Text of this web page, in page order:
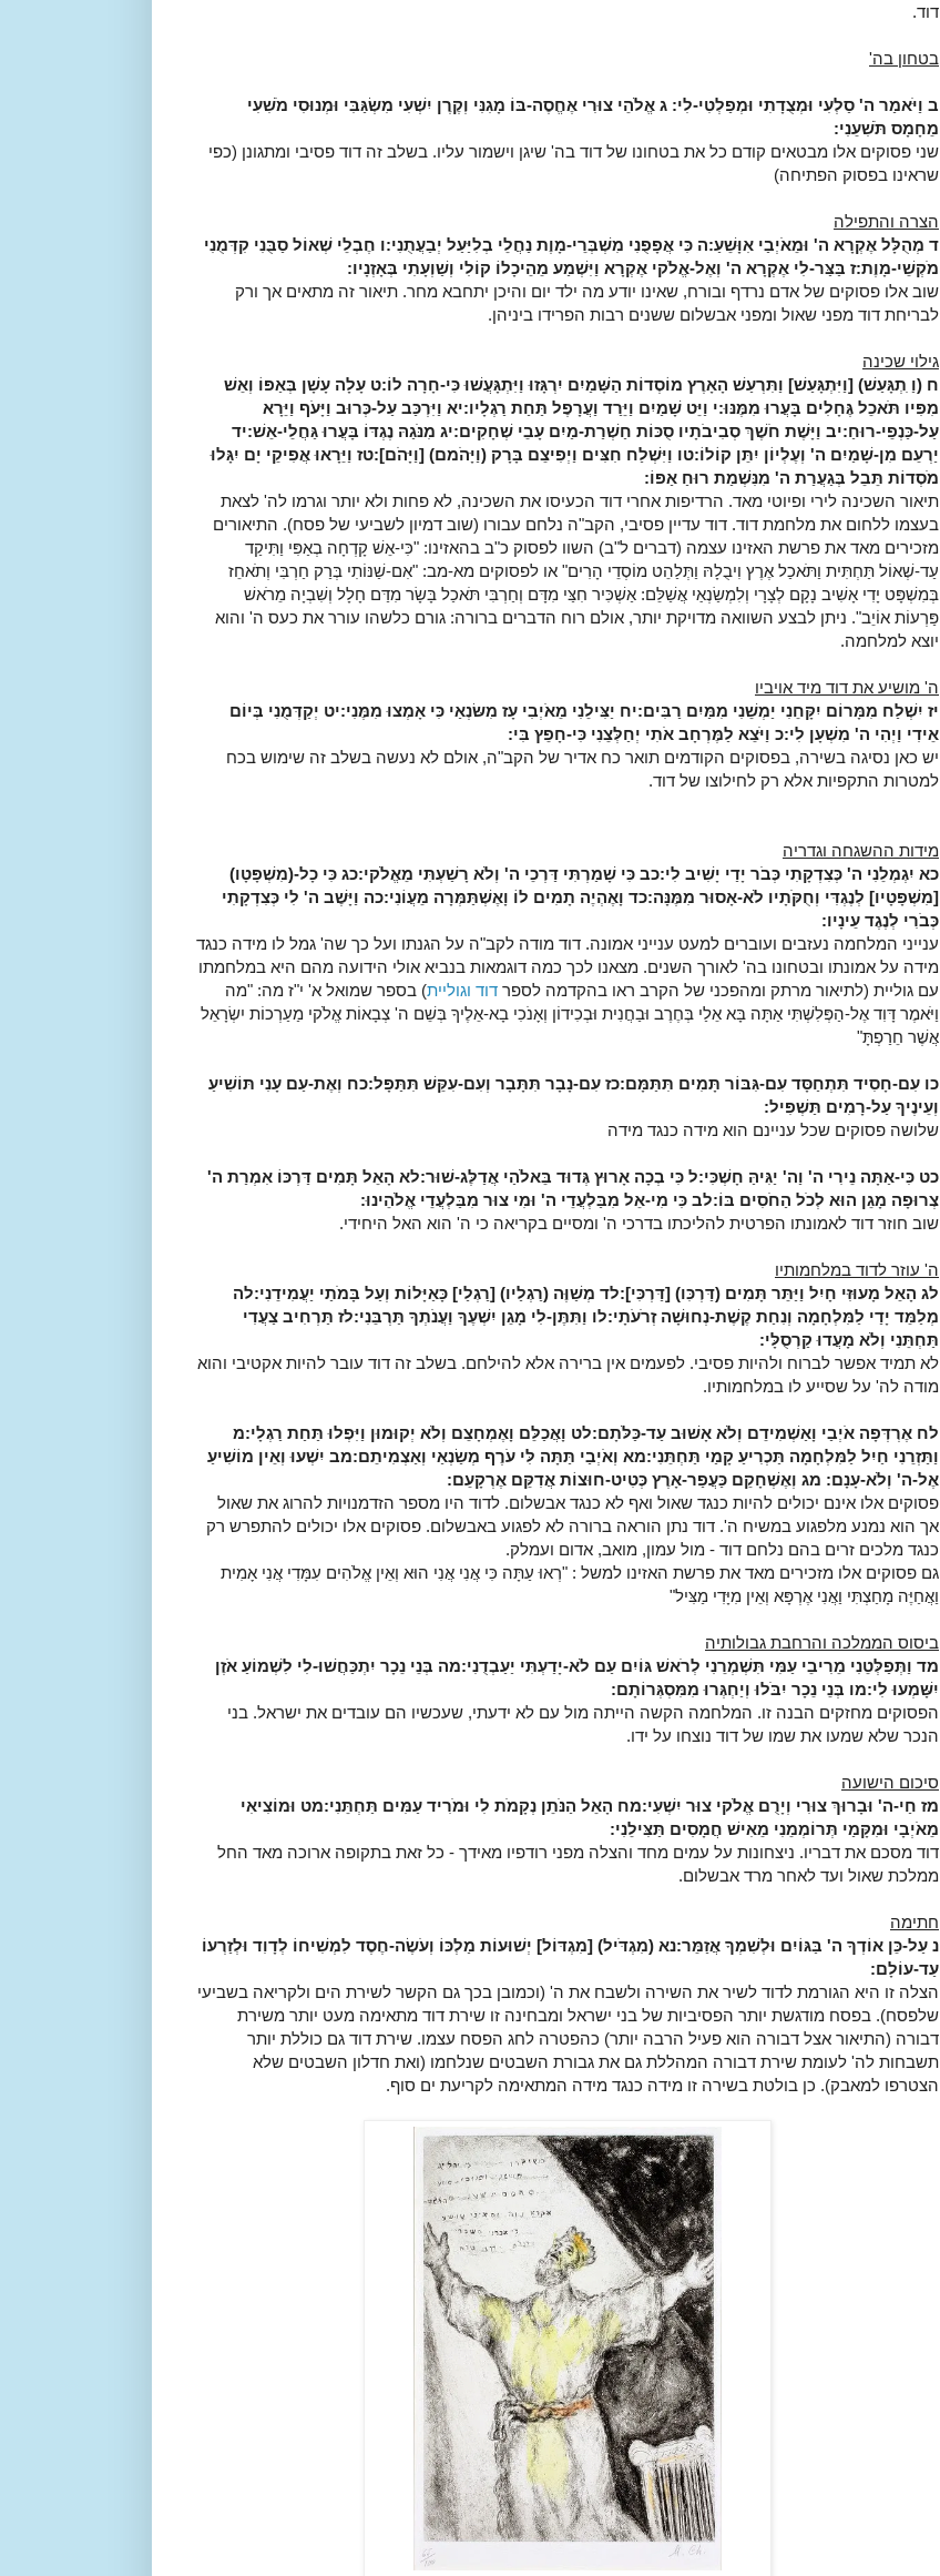
דוד.
בטחון בה'
ב וַיֹּאמַר ה' סַלְעִי וּמְצֻדָתִי וּמְפַלְטִי-לִי: ג אֱלֹהֵי צוּרִי אֶחֱסֶה-בּוֹ מָגִנִּי וְקֶרֶן יִשְׁעִי מִשְׂגַּבִּי וּמְנוּסִי מֹשִׁעִי
מֵחָמָס תֹּשִׁעֵנִי:
שני פסוקים אלו מבטאים קודם כל את בטחונו של דוד בה' שיגן וישמור עליו. בשלב זה דוד פסיבי ומתגונן (כפי
שראינו בפסוק הפתיחה)
הצרה והתפילה
ד מְהֻלָּל אֶקְרָא ה' וּמֵאֹיְבַי אִוָּשֵׁעַ:ה כִּי אֲפָפֻנִי מִשְׁבְּרֵי-מָוֶת נַחֲלֵי בְלִיַּעַל יְבַעֲתֻנִי:ו חֶבְלֵי שְׁאוֹל סַבֻּנִי קִדְּמֻנִי
מֹקְשֵׁי-מָוֶת:ז בַּצַּר-לִי אֶקְרָא ה' וְאֶל-אֱלֹקי אֶקְרָא וַיִּשְׁמַע מֵהֵיכָלוֹ קוֹלִי וְשַׁוְעָתִי בְּאָזְנָיו:
שוב אלו פסוקים של אדם נרדף ובורח, שאינו יודע מה ילד יום והיכן יתחבא מחר. תיאור זה מתאים אך ורק
לבריחת דוד מפני שאול ומפני אבשלום ששנים רבות הפרידו ביניהן.
גילוי שכינה
ח (וַ ִתְגָּעַשׁ) [וַיִּתְגָּעַשׁ] וַתִּרְעַשׁ הָאָרֶץ מוֹסְדוֹת הַשָּׁמַיִם יִרְגָּזוּ וַיִּתְגָּעֲשׁוּ כִּי-חָרָה לוֹ:ט עָלָה עָשָׁן בְּאַפּוֹ וְאֵשׁ
מִפִּיו תֹּאכֵל גֶּחָלִים בָּעֲרוּ מִמֶּנּוּ:י וַיֵּט שָׁמַיִם וַיֵּרַד וַעֲרָפֶל תַּחַת רַגְלָיו:יא וַיִּרְכַּב עַל-כְּרוּב וַיָּעֹף וַיֵּרָא
עַל-כַּנְפֵי-רוּחַ:יב וַיָּשֶׁת חֹשֶׁךְ סְבִיבֹתָיו סֻכּוֹת חַשְׁרַת-מַיִם עָבֵי שְׁחָקִים:יג מִנֹּגַהּ נֶגְדּוֹ בָּעֲרוּ גַּחֲלֵי-אֵשׁ:יד
יַרְעֵם מִן-שָׁמַיִם ה' וְעֶלְיוֹן יִתֵּן קוֹלוֹ:טו וַיִּשְׁלַח חִצִּים וַיְפִיצֵם בָּרָק (וַיָּהֹמם) [וַיָּהֹם]:טז וַיֵּרָאוּ אֲפִיקֵי יָם יִגָּלוּ
מֹסְדוֹת תֵּבֵל בְּגַעֲרַת ה' מִנִּשְׁמַת רוּחַ אַפּוֹ:
תיאור השכינה לירי ופיוטי מאד. הרדיפות אחרי דוד הכעיסו את השכינה, לא פחות ולא יותר וגרמו לה' לצאת
בעצמו ללחום את מלחמת דוד. דוד עדיין פסיבי, הקב"ה נלחם עבורו (שוב דמיון לשביעי של פסח). התיאורים
מזכירים מאד את פרשת האזינו עצמה (דברים ל"ב) השוו לפסוק כ"ב בהאזינו: "כִּי-אֵשׁ קָדְחָה בְאַפִּי וַתִּיקַד
עַד-שְׁאוֹל תַּחְתִּית וַתֹּאכַל אֶרֶץ וִיבֻלָהּ וַתְּלַהֵט מוֹסְדֵי הָרִים" או לפסוקים מא-מב: "אִם-שַׁנּוֹתִי בְּרַק חַרְבִּי וְתֹאחֵז
בְּמִשְׁפָּט יָדִי אָשִׁיב נָקָם לְצָרָי וְלִמְשַׂנְאַי אֲשַׁלֵּם: אַשְׁכִּיר חִצַּי מִדָּם וְחַרְבִּי תֹּאכַל בָּשָׂר מִדַּם חָלָל וְשִׁבְיָה מֵרֹאשׁ
פַּרְעוֹת אוֹיֵב". ניתן לבצע השוואה מדויקת יותר, אולם רוח הדברים ברורה: גורם כלשהו עורר את כעס ה' והוא
יוצא למלחמה.
ה' מושיע את דוד מיד אויביו
יז יִשְׁלַח מִמָּרוֹם יִקָּחֵנִי יַמְשֵׁנִי מִמַּיִם רַבִּים:יח יַצִּילֵנִי מֵאֹיְבִי עָז מִשּׂנְאַי כִּי אָמְצוּ מִמֶּנִי:יט יְקַדְּמֻנִי בְּיוֹם
אֵידִי וַיְהִי ה' מִשְׁעָן לִי:כ וַיֹּצֵא לַמֶּרְחָב אֹתִי יְחַלְּצֵנִי כִּי-חָפֵץ בִּי:
יש כאן נסיגה בשירה, בפסוקים הקודמים תואר כח אדיר של הקב"ה, אולם לא נעשה בשלב זה שימוש בכח
למטרות התקפיות אלא רק לחילוצו של דוד.
מידות ההשגחה וגדריה
כא יִגְמְלֵנִי ה' כְּצִדְקָתִי כְּבֹר יָדַי יָשִׁיב לִי:כב כִּי שָׁמַרְתִּי דַּרְכֵי ה' וְלֹא רָשַׁעְתִּי מֵאֱלֹקי:כג כִּי כָל-(מִשְׁפָּטָו)
[מִשְׁפָּטָיו] לְנֶגְדִּי וְחֻקֹּתָיו לֹא-אָסוּר מִמֶּנָּה:כד וָאֶהְיֶה תָמִים לוֹ וָאֶשְׁתַּמְּרָה מֵעֲוֹנִי:כה וַיָּשֶׁב ה' לִי כְּצִדְקָתִי
כְּבֹרִי לְנֶגֶד עֵינָיו:
ענייני המלחמה נעזבים ועוברים למעט ענייני אמונה. דוד מודה לקב"ה על הגנתו ועל כך שה' גמל לו מידה כנגד
מידה על אמונתו ובטחונו בה' לאורך השנים. מצאנו לכך כמה דוגמאות בנביא אולי הידועה מהם היא במלחמתו
עם גוליית (לתיאור מרתק ומהפכני של הקרב ראו בהקדמה לספר דוד וגוליית) בספר שמואל א' י"ז מה: "מה
וַיֹּאמֶר דָּוִד אֶל-הַפְּלִשְׁתִּי אַתָּה בָּא אֵלַי בְּחֶרֶב וּבַחֲנִית וּבְכִידוֹן וְאָנֹכִי בָא-אֵלֶיךָ בְּשֵׁם ה' צְבָאוֹת אֱלֹקי מַעַרְכוֹת יִשְׂרָאֵל
אֲשֶׁר חֵרַפְתָּ"
כו עִם-חָסִיד תִּתְחַסָּד עִם-גִּבּוֹר תָּמִים תִּתַּמָּם:כז עִם-נָבָר תִּתָּבָר וְעִם-עִקֵּשׁ תִּתַּפָּל:כח וְאֶת-עַם עָנִי תּוֹשִׁיעַ
וְעֵינֶיךָ עַל-רָמִים תַּשְׁפִּיל:
שלושה פסוקים שכל עניינם הוא מידה כנגד מידה
כט כִּי-אַתָּה נֵירִי ה' וַה' יַגִּיהַּ חָשְׁכִּי:ל כִּי בְכָה אָרוּץ גְּדוּד בֵּאלֹהַי אֲדַלֶּג-שׁוּר:לא הָאֵל תָּמִים דַּרְכּוֹ אִמְרַת ה'
צְרוּפָה מָגֵן הוּא לְכֹל הַחֹסִים בּוֹ:לב כִּי מִי-אֵל מִבַּלְעֲדֵי ה' וּמִי צוּר מִבַּלְעֲדֵי אֱלֹהֵינוּ:
שוב חוזר דוד לאמונתו הפרטית להליכתו בדרכי ה' ומסיים בקריאה כי ה' הוא האל היחידי.
ה' עוזר לדוד במלחמותיו
לג הָאֵל מָעוּזִּי חָיִל וַיַּתֵּר תָּמִים (דַּרְכִּו) [דַּרְכִּי]:לד מְשַׁוֶּה (רַגְלַיו) [רַגְלַי] כָּאַיָּלוֹת וְעַל בָּמֹתַי יַעֲמִידֵנִי:לה
מְלַמֵּד יָדַי לַמִּלְחָמָה וְנִחַת קֶשֶׁת-נְחוּשָׁה זְרֹעֹתָי:לו וַתִּתֶּן-לִי מָגֵן יִשְׁעֶךָ וַעֲנֹתְךָ תַּרְבֵּנִי:לז תַּרְחִיב צַעֲדִי
תַּחְתֵּנִי וְלֹא מָעֲדוּ קַרְסֻלָּי:
לא תמיד אפשר לברוח ולהיות פסיבי. לפעמים אין ברירה אלא להילחם. בשלב זה דוד עובר להיות אקטיבי והוא
מודה לה' על שסייע לו במלחמותיו.
לח אֶרְדְּפָה אֹיְבַי וָאַשְׁמִידֵם וְלֹא אָשׁוּב עַד-כַּלֹּתָם:לט וָאֲכַלֵּם וָאֶמְחָצֵם וְלֹא יְקוּמוּן וַיִּפְלוּ תַּחַת רַגְלָי:מ
וַתַּזְרֵנִי חַיִל לַמִּלְחָמָה תַּכְרִיעַ קָמַי תַּחְתֵּנִי:מא וְאֹיְבַי תַּתָּה לִּי עֹרֶף מְשַׂנְאַי וְאַצְמִיתֵם:מב יִשְׁעוּ וְאֵין מוֹשִׁיעַ
אֶל-ה' וְלֹא-עָנָם: מג וְאֶשְׁחָקֵם כַּעֲפַר-אָרֶץ כְּטִיט-חוּצוֹת אֲדִקֵּם אֶרְקָעֵם:
פסוקים אלו אינם יכולים להיות כנגד שאול ואף לא כנגד אבשלום. לדוד היו מספר הזדמנויות להרוג את שאול
אך הוא נמנע מלפגוע במשיח ה'. דוד נתן הוראה ברורה לא לפגוע באבשלום. פסוקים אלו יכולים להתפרש רק
כנגד מלכים זרים בהם נלחם דוד - מול עמון, מואב, אדום ועמלק.
גם פסוקים אלו מזכירים מאד את פרשת האזינו למשל : "רְאוּ עַתָּה כִּי אֲנִי אֲנִי הוּא וְאֵין אֱלֹהִים עִמָּדִי אֲנִי אָמִית
וַאֲחַיֶּה מָחַצְתִּי וַאֲנִי אֶרְפָּא וְאֵין מִיָּדִי מַצִּיל"
ביסוס הממלכה והרחבת גבולותיה
מד וַתְּפַלְּטֵנִי מֵרִיבֵי עַמִּי תִּשְׁמְרֵנִי לְרֹאשׁ גּוֹיִם עַם לֹא-יָדַעְתִּי יַעַבְדֻנִי:מה בְּנֵי נֵכָר יִתְכַּחֲשׁוּ-לִי לִשְׁמוֹעַ אֹזֶן
יִשָּׁמְעוּ לִי:מו בְּנֵי נֵכָר יִבֹּלוּ וְיַחְגְּרוּ מִמִּסְגְּרוֹתָם:
הפסוקים מחזקים הבנה זו. המלחמה הקשה הייתה מול עם לא ידעתי, שעכשיו הם עובדים את ישראל. בני
הנכר שלא שמעו את שמו של דוד נוצחו על ידו.
סיכום הישועה
מז חַי-ה' וּבָרוּךְ צוּרִי וְיָרֻם אֱלֹקי צוּר יִשְׁעִי:מח הָאֵל הַנֹּתֵן נְקָמֹת לִי וּמֹרִיד עַמִּים תַּחְתֵּנִי:מט וּמוֹצִיאִי
מֵאֹיְבָי וּמִקָּמַי תְּרוֹמְמֵנִי מֵאִישׁ חֲמָסִים תַּצִּילֵנִי:
דוד מסכם את דבריו. ניצחונות על עמים מחד והצלה מפני רודפיו מאידך - כל זאת בתקופה ארוכה מאד החל
ממלכת שאול ועד לאחר מרד אבשלום.
חתימה
נ עַל-כֵּן אוֹדְךָ ה' בַּגּוֹיִם וּלְשִׁמְךָ אֲזַמֵּר:נא (מִגְדֹּיל) [מִגְדּוֹל] יְשׁוּעוֹת מַלְכּוֹ וְעֹשֶׂה-חֶסֶד לִמְשִׁיחוֹ לְדָוִד וּלְזַרְעוֹ
עַד-עוֹלָם:
הצלה זו היא הגורמת לדוד לשיר את השירה ולשבח את ה' (וכמובן בכך גם הקשר לשירת הים ולקריאה בשביעי
שלפסח). בפסח מודגשת יותר הפסיביות של בני ישראל ומבחינה זו שירת דוד מתאימה מעט יותר משירת
דבורה (התיאור אצל דבורה הוא פעיל הרבה יותר) כהפטרה לחג הפסח עצמו. שירת דוד גם כוללת יותר
תשבחות לה' לעומת שירת דבורה המהללת גם את גבורת השבטים שנלחמו (ואת חדלון השבטים שלא
הצטרפו למאבק). כן בולטת בשירה זו מידה כנגד מידה המתאימה לקריעת ים סוף.